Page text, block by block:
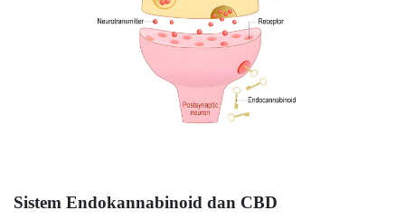
Sistem Endokannabinoid dan CBD